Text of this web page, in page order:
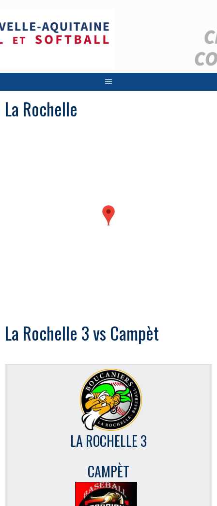
contenu
La Rochelle
La Rochelle 3 vs Campèt
LA ROCHELLE 3
CAMPÈT